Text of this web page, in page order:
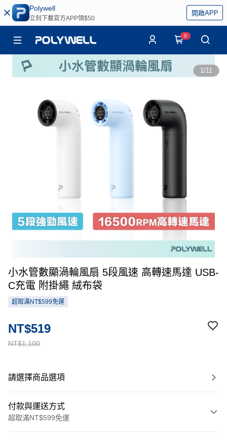
Polywell
立刻下載官方APP領$50
開啟APP
0
1/11
小水管數顯渦輪風扇 5段風速 高轉速馬達 USB-
C充電 附掛繩 絨布袋
超取滿NT$599免運
NT$1,100
NT$519
請選擇商品選項
付款與運送方式
超取滿NT$599免運